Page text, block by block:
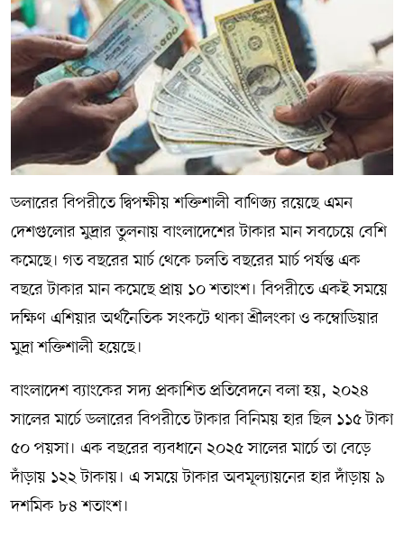
ডলারের বিপরীতে দ্বিপক্ষীয় শক্তিশালী বাণিজ্য রয়েছে এমন
দেশগুলোর মুদ্রার তুলনায় বাংলাদেশের টাকার মান সবচেয়ে বেশি
কমেছে। গত বছরের মার্চ থেকে চলতি বছরের মার্চ পর্যন্ত এক
বছরে টাকার মান কমেছে প্রায় ১০ শতাংশ। বিপরীতে একই সময়ে
দক্ষিণ এশিয়ার অর্থনৈতিক সংকটে থাকা শ্রীলংকা ও কম্বোডিয়ার
মুদ্রা শক্তিশালী হয়েছে।
বাংলাদেশ ব্যাংকের সদ্য প্রকাশিত প্রতিবেদনে বলা হয়, ২০২৪
সালের মার্চে ডলারের বিপরীতে টাকার বিনিময় হার ছিল ১১৫ টাকা
৫০ পয়সা। এক বছরের ব্যবধানে ২০২৫ সালের মার্চে তা বেড়ে
দাঁড়ায় ১২২ টাকায়। এ সময়ে টাকার অবমূল্যায়নের হার দাঁড়ায় ৯
দশমিক ৮৪ শতাংশ।